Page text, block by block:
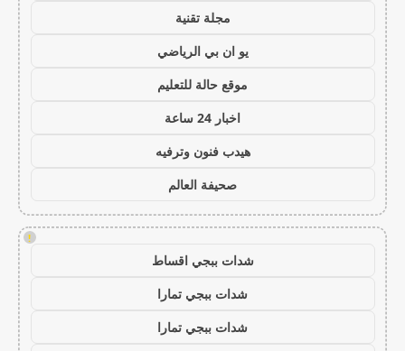
مجلة تقنية
يو ان بي الرياضي
موقع حالة للتعليم
اخبار 24 ساعة
هيدب فنون وترفيه
صحيفة العالم
!
شدات ببجي اقساط
شدات ببجي تمارا
شدات ببجي تمارا